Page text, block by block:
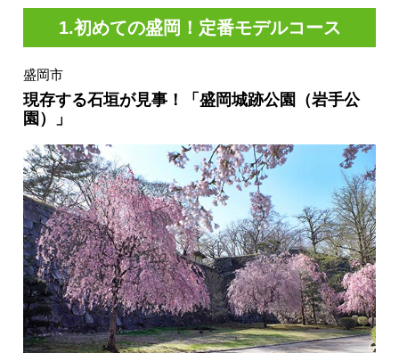
1.初めての盛岡！定番モデルコース
盛岡市
現存する石垣が見事！「盛岡城跡公園（岩手公
園）」